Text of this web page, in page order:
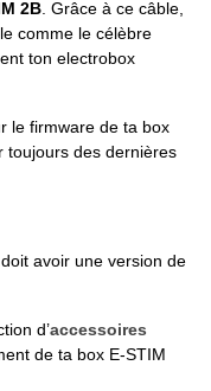
2B . Grâce à ce câble,
comme le célèbre
ton electrobox
le firmware de ta box
toujours des dernières
avoir une version de
d’accessoires
de ta box E-STIM